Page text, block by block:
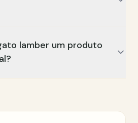
lamber um produto